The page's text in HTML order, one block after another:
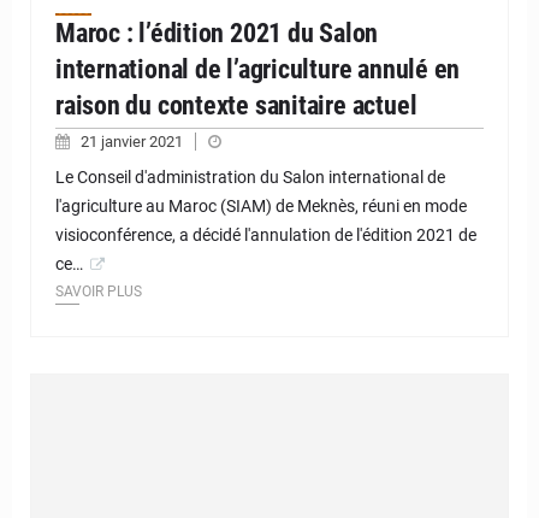
Maroc : l’édition 2021 du Salon
international de l’agriculture annulé en
raison du contexte sanitaire actuel
21 janvier 2021
Le Conseil d'administration du Salon international de
l'agriculture au Maroc (SIAM) de Meknès, réuni en mode
visioconférence, a décidé l'annulation de l'édition 2021 de
ce…
SAVOIR PLUS